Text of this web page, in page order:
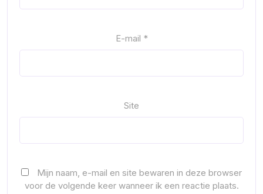
E-mail *
Site
Mijn naam, e-mail en site bewaren in deze browser
voor de volgende keer wanneer ik een reactie plaats.